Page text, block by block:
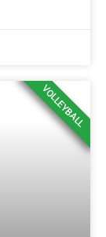
VOLLEYBALL